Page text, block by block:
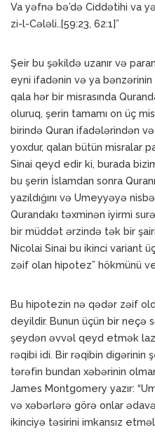
Va yəfnə bə’də Ciddətihi va
zi-l-Cələli..[59:23, 62:1]”
Şeir bu şəkildə uzanır və
eyni ifadənin və ya bənzərinin
qala hər bir misrasında
oluruq, şerin tamamı on üç
birində Quran ifadələrindən
yoxdur, qalan bütün misralar
Sinai qeyd edir ki, burada
bu şerin İslamdan sonra
yazıldığını və Umeyyəyə
Qurandakı təxminən iyirmi
bir müddət ərzində tək bir
Nicolai Sinai bu ikinci variant
zəif olan hipotez” hökmünü
Bu hipotezin nə qədər zəif
deyildir. Bunun üçün bir neçə
şeydən əvvəl qeyd etmək
rəqibi idi. Bir rəqibin digərinin
tərəfin bundan xəbərinin
James Montgomery yazır:
və xəbərlərə görə onlar
ikinciyə təsirini imkansız